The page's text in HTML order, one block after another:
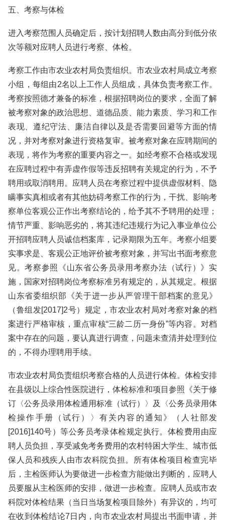
五、考察与体检
进入考察范围人员确定后，按计划招聘人数由高分到低分依
次等额对应聘人员进行考察、体检。
考察工作由市农业农村局负责组织。市农业农村局成立考察
小组，每组由2名以上工作人员组成，具体负责考察工作。
考察按照德才兼备的标准，根据招聘岗位的要求，全面了解
被考察对象的政治思想、道德品质、能力素质、学习和工作
表现、遵纪守法、廉洁自律以及是否需要回避等方面的情
况，并对考察对象进行资格复审。被考察对象在应聘期间的
表现，将作为考察的重要内容之一。如经考察不合格或发现
在应聘过程中有弄虚作假等违反招聘有关规定的行为，不予
聘用或取消聘用。应聘人员在考察过程中提供虚假材料、隐
瞒事实真相或者有其他妨碍考察工作的行为，干扰、影响考
察单位客观公正作出考察结论的，给予其不予聘用的处理；
情节严重、影响恶劣的，将其违纪违规行为记入事业单位公
开招聘应聘人员诚信档案库，记录期限为五年。考察小组要
实事求是、客观公正地评价被考察对象，并写出书面考察意
见。考察参照《山东省公务员录用考察办法（试行）》实
施，国家对招聘岗位考察标准另有规定的，从其规定。根据
山东省委组织部《关于进一步从严管理干部档案的意见》
（鲁组发[2017]2号）规定，市农业农村局对考察对象的档
案进行严格审核，重点审核“三龄二历一身份”等内容。对档
案中存在的问题，要认真进行调查，问题未查清并处理到位
的，不得办理聘用手续。
市农业农村局负责组织考察合格的人员进行体检。体检安排
在县级以上综合性医院进行，体检标准和项目参照《关于修
订〈公务员录用体检通用标准（试行）〉及〈公务员录用体
检操作手册（试行）〉有关内容的通知》（人社部发
[2016]140号）等公务员考录体检规定执行。体检费用由应
聘人员负担，享受减免考务费用的农村特困大学生、城市低
保人员和残疾人由市农科院负担。所有体检项目检查完毕
后，主检医师认为要做进一步检查方能做出判断的，应聘人
员要服从主检医师的安排，做进一步检查。应聘人员或市农
科院对体检结果（当日当场复检项目除外）有异议的，均可
在收到体检结论7日内，向市农业农村局提出书面申请，并